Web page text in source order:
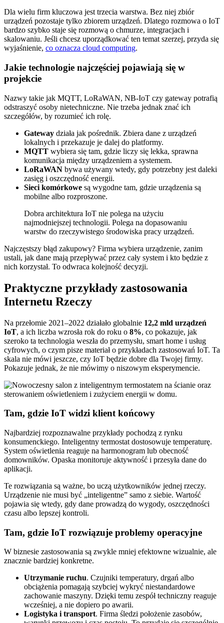
Dla wielu firm kluczowa jest trzecia warstwa. Bez niej zbiór
urządzeń pozostaje tylko zbiorem urządzeń. Dlatego rozmowa o IoT
bardzo szybko staje się rozmową o chmurze, integracjach i
skalowaniu. Jeśli chcesz uporządkować ten temat szerzej, przyda się
wyjaśnienie, co oznacza cloud computing.
Jakie technologie najczęściej pojawiają się w
projekcie
Nazwy takie jak MQTT, LoRaWAN, NB‑IoT czy gateway potrafią
odstraszyć osoby nietechniczne. Nie trzeba jednak znać ich
szczegółów, by rozumieć ich rolę.
Gateway działa jak pośrednik. Zbiera dane z urządzeń
lokalnych i przekazuje je dalej do platformy.
MQTT wybiera się tam, gdzie liczy się lekka, sprawna
komunikacja między urządzeniem a systemem.
LoRaWAN bywa używany wtedy, gdy potrzebny jest daleki
zasięg i oszczędność energii.
Sieci komórkowe są wygodne tam, gdzie urządzenia są
mobilne albo rozproszone.
Dobra architektura IoT nie polega na użyciu
najmodniejszej technologii. Polega na dopasowaniu
warstw do rzeczywistego środowiska pracy urządzeń.
Najczęstszy błąd zakupowy? Firma wybiera urządzenie, zanim
ustali, jak dane mają przepływać przez cały system i kto będzie z
nich korzystał. To odwraca kolejność decyzji.
Praktyczne przykłady zastosowania
Internetu Rzeczy
Na przełomie 2021–2022 działało globalnie 12,2 mld urządzeń
IoT, a ich liczba wzrosła rok do roku o 8%, co pokazuje, jak
szeroko ta technologia weszła do przemysłu, smart home i usług
cyfrowych, o czym pisze materiał o przykładach zastosowań IoT. Ta
skala nie mówi jeszcze, czy IoT będzie dobre dla Twojej firmy.
Pokazuje jednak, że nie mówimy o niszowym eksperymencie.
Tam, gdzie IoT widzi klient końcowy
Najbardziej rozpoznawalne przykłady pochodzą z rynku
konsumenckiego. Inteligentny termostat dostosowuje temperaturę.
System oświetlenia reaguje na harmonogram lub obecność
domowników. Opaska monitoruje aktywność i przesyła dane do
aplikacji.
Te rozwiązania są ważne, bo uczą użytkowników jednej rzeczy.
Urządzenie nie musi być „inteligentne” samo z siebie. Wartość
pojawia się wtedy, gdy dane prowadzą do wygody, oszczędności
czasu albo lepszej kontroli.
Tam, gdzie IoT rozwiązuje problemy operacyjne
W biznesie zastosowania są zwykle mniej efektowne wizualnie, ale
znacznie bardziej konkretne.
Utrzymanie ruchu. Czujniki temperatury, drgań albo
obciążenia pomagają szybciej wykryć niestandardowe
zachowanie maszyny. Dzięki temu zespół techniczny reaguje
wcześniej, a nie dopiero po awarii.
Logistyka i transport. Firma śledzi położenie zasobów,